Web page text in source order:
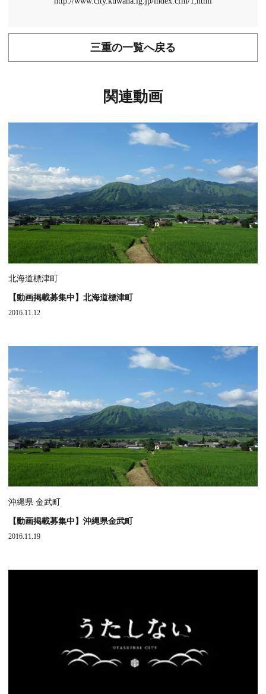
三重の一覧へ戻る
関連動画
北海道標津町
【動画掲載募集中】北海道標津町
2016.11.12
沖縄県 金武町
【動画掲載募集中】沖縄県金武町
2016.11.19